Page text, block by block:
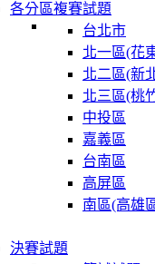
各分區複賽試題
台北市
北一區(花
北二區(新
北三區(桃
中投區
嘉義區
台南區
高屏區
南區(高雄
決賽試題